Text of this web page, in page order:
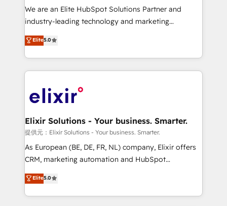
workflows; audit-ready reporting ⚖️ Legal: client
intake; pipeline and document workflows 🛒 E-
revenue automation 🏢 Real Estate: deal pipelines;
portfolio and lifecycle management 🏭
HIPAA-aware; CASL-compliant; GDPR-ready
implementations where required 💡 Why 500+
built to scale.
We are an Elite HubSpot Solutions Partner and
industry-leading technology and marketing
consultancy. Our focus is on enterprise and mid-
market B2B companies globally that want a strategic
approach to execute their goals through creative
applications of our solutions; Technical HubSpot
Design, Migrations + Integrations. Mole Street’s
greatness, which is achieved through creating
absolute clarity, derived from a well-defined
strategy, executed well, and reported on with clear
results. The culture is driven by core values; Joy, Grit,
Mindedness, and Clarity. We are driven to win for the
collective good of the company and its clientele, and
Elite5.0
Elixir Solutions - Your business. Smarter.
提供元：Elixir Solutions - Your business. Smarter.
As European (BE, DE, FR, NL) company, Elixir offers
CRM, marketing automation and HubSpot
integration products and services to mid-market
and enterprise customers. We ensure that your sales,
service and marketing department operates in the
Elite5.0